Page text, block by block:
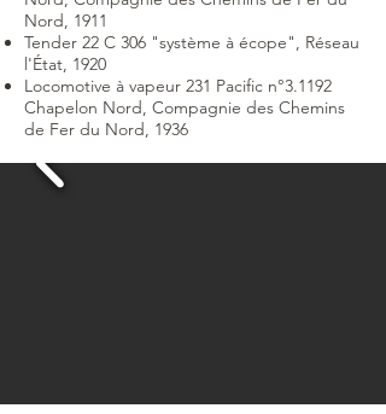
Nord, 1911
Tender 22 C 306 "système à écope", Réseau
l'État, 1920
Locomotive à vapeur 231 Pacific n°3.1192
Chapelon Nord, Compagnie des Chemins
de Fer du Nord, 1936